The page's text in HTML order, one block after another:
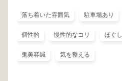
落ち着いた雰囲気 駐車場あり
個性的 慢性的なコリ ほぐし
鬼美容鍼 気を整える